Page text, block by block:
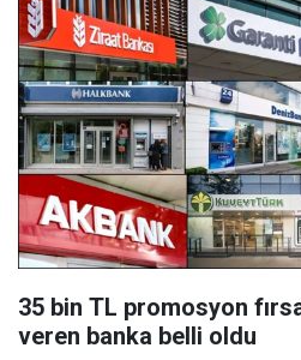
35 bin TL promosyon
veren banka belli oldu